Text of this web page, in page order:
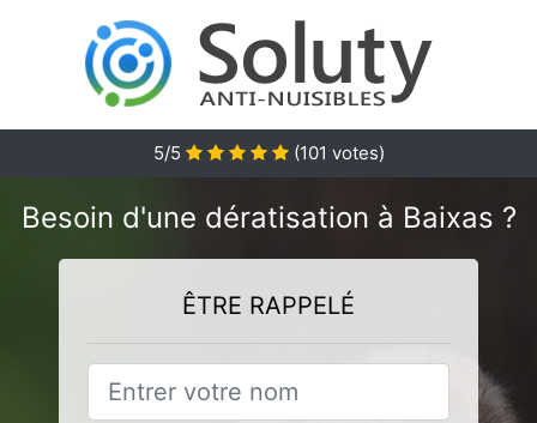
5/5 (101 votes)
Besoin d'une dératisation à Baixas ?
ÊTRE RAPPELÉ